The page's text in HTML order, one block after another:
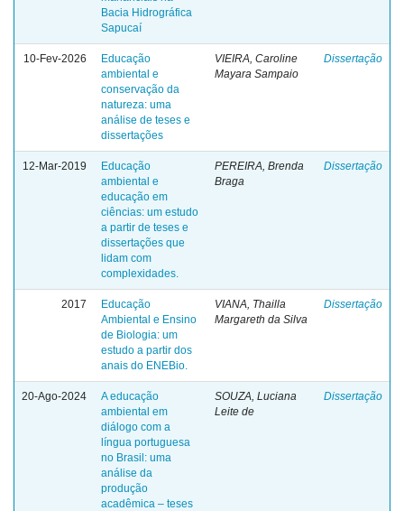
Bacia Hidrográfica
Sapucaí
10-Fev-2026
Educação
ambiental e
conservação da
natureza: uma
análise de teses e
dissertações
VIEIRA, Caroline
Mayara Sampaio
Dissertação
12-Mar-2019
Educação
ambiental e
educação em
ciências: um estudo
a partir de teses e
dissertações que
lidam com
complexidades.
PEREIRA, Brenda
Braga
Dissertação
2017
Educação
Ambiental e Ensino
de Biologia: um
estudo a partir dos
anais do ENEBio.
VIANA, Thailla
Margareth da Silva
Dissertação
20-Ago-2024
A educação
ambiental em
diálogo com a
língua portuguesa
no Brasil: uma
análise da
produção
acadêmica – teses
SOUZA, Luciana
Leite de
Dissertação